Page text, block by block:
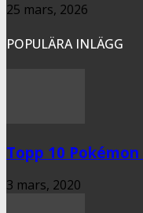
25 mars, 2026
POPULÄRA INLÄGG
Topp 10
3 mars, 2020